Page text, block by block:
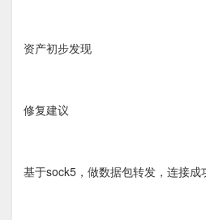
资产初步发现
修复建议
基于sock5，做数据包转发，连接